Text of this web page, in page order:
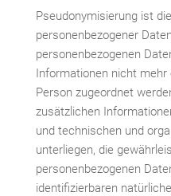
Pseudonymisierung ist
personenbezogener
personenbezogenen
Informationen nicht
Person zugeordnet
zusätzlichen
und technischen und
unterliegen, die
personenbezogenen
identifizierbaren